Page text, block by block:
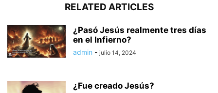
RELATED ARTICLES
¿Pasó Jesús realmente tres días
en el Infierno?
admin - julio 14, 2024
¿Fue creado Jesús?